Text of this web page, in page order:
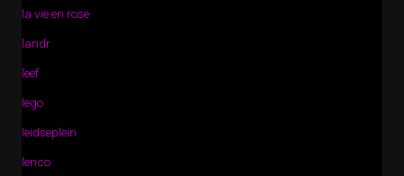
la vie en rose
landr
leef
lego
leidseplein
lenco